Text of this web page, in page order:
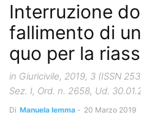
Interruzione
fallimento di
quo per la
in Giuricivile, 2019, 3 (ISSN
Sez. I, Ord. n. 2658, Ud.
Di Manuela Iemma - 20 Marzo 2019